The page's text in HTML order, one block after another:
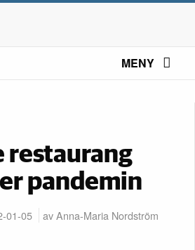
MENY
restaurang
pandemin
01-05 av Anna-Maria Nordström